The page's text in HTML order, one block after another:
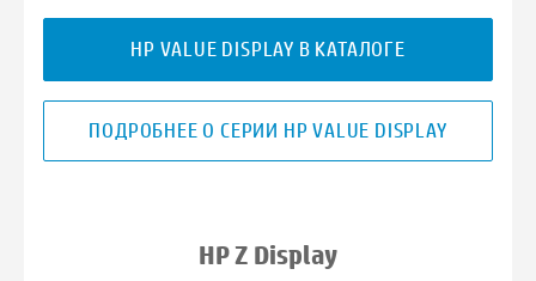
HP VALUE DISPLAY В КАТАЛОГЕ
ПОДРОБНЕЕ О СЕРИИ HP VALUE DISPLAY
HP Z Display